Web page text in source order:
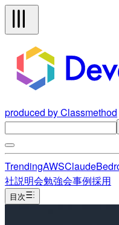
produced by Classmethod
TrendingAWSClaude
社説明会勉強会事例採用
目次